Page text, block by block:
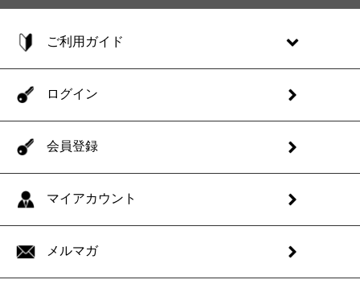
ご利用ガイド
ログイン
会員登録
マイアカウント
メルマガ